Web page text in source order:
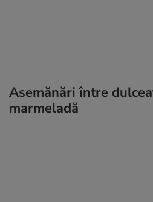
Asemănări între
marmeladă